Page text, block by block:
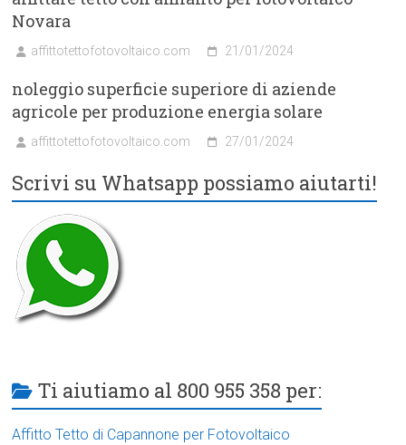
Novara
affittotettofotovoltaico.com 21/01/2024
noleggio superficie superiore di aziende
agricole per produzione energia solare
affittotettofotovoltaico.com 27/01/2024
Scrivi su Whatsapp possiamo aiutarti!
Ti aiutiamo al 800 955 358 per:
Affitto Tetto di Capannone per Fotovoltaico